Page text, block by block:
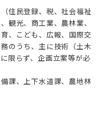
住民登録、税、社会福祉
観光、商工業、農林業、
、こども、広報、国際交
のうち、主に技術（土木
限らず、企画立案等が必
課、上下水道課、農地林